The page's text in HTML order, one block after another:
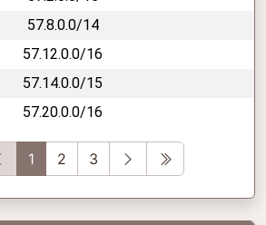
57.8.0.0/14
57.12.0.0/16
57.14.0.0/15
57.20.0.0/16
Previous
1 2 3 Next Last